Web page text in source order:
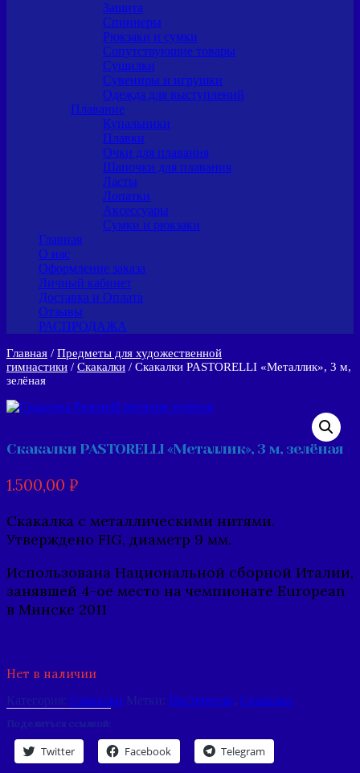
Защита
Спиннеры
Рюкзаки и сумки
Сопутствующие товары
Сушилки
Сувениры и игрушки
Одежда для выступлений
Плавание
Купальники
Плавки
Очки для плавания
Шапочки для плавания
Ласты
Лопатки
Аксессуары
Сумки и рюкзаки
Главная
О нас
Оформление заказа
Личный кабинет
Доставка и Оплата
Отзывы
РАСПРОДАЖА
Главная / Предметы для художественной
гимнастики / Скакалки / Скакалки PASTORELLI «Металлик», 3 м,
зелёная
Скакалки PASTORELLI «Металлик», 3 м, зелёная
1.500,00 ₽
Cкакалка с металлическими нитями.
Утверждено FIG, диаметр 9 мм.
Использована Hациональной сборной Италии,
занявшей 4-ое место на чемпионате European
в Минске 2011
Нет в наличии
Категория: Скакалки Метки: Пасторелли Скакалка
Поделиться ссылкой:
Twitter Facebook Telegram